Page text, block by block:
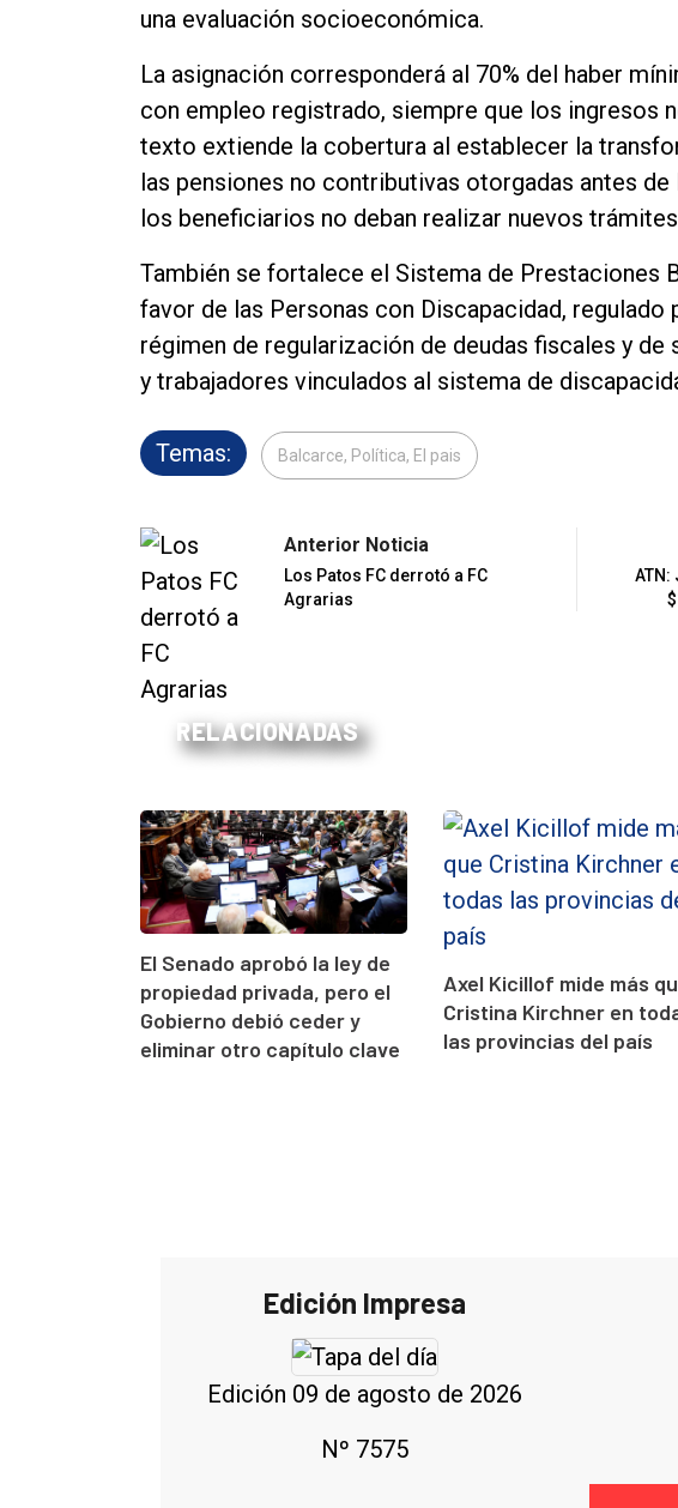
una evaluación socioeconómica.
La asignación corresponderá al 70% del haber
con empleo registrado, siempre que los ingresos
texto extiende la cobertura al establecer la
las pensiones no contributivas otorgadas antes
los beneficiarios no deban realizar nuevos
También se fortalece el Sistema de Prestaciones
favor de las Personas con Discapacidad, regulado
régimen de regularización de deudas fiscales y de
y trabajadores vinculados al sistema de
Temas: Balcarce, Política, El pais
Anterior Noticia
Los Patos FC derrotó a FC
Agrarias
RELACIONADAS
El Senado aprobó la ley de
propiedad privada, pero el
Gobierno debió ceder y
eliminar otro capítulo clave
Axel Kicillof mide más
Cristina Kirchner en
las provincias del país
Edición Impresa
Edición 09 de agosto de 2026
Nº 7575